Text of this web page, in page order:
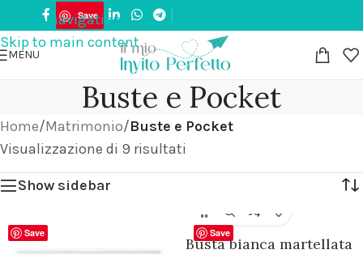
Skip to navigation
Skip to main content
| 🚚 Spedizione 8,90€ in tutta Italia | Paga in 3
Save
MENU
Buste e Pocket
Home/Matrimonio/Buste e Pocket
Visualizzazione di 9 risultati
Show sidebar
Save Save
Busta bianca martellata